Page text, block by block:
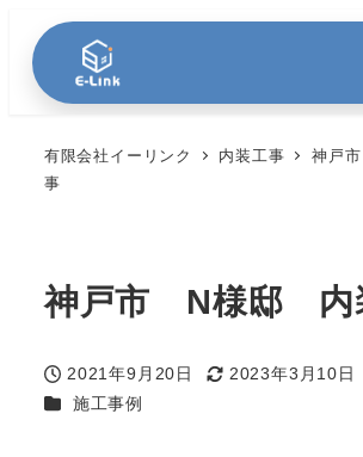
有限会社イーリンク 内装工事
神戸
事
神戸市 N様邸 内
投稿日
2021年9月20日
更新日
2023年3月10日
カテゴリー
施工事例